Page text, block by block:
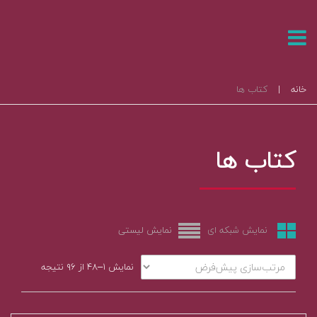
خانه | کتاب ها
کتاب ها
نمایش شبکه ای نمایش لیستی
نمایش ۱–۴۸ از ۹۶ نتیجه